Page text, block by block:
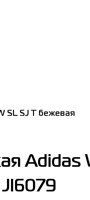
SL SJ T бежевая
Adidas